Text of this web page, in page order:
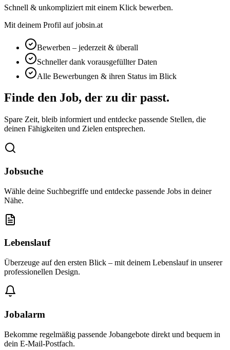
Schnell & unkompliziert mit einem Klick bewerben.
Mit deinem Profil auf jobsin.at
Bewerben – jederzeit & überall
Schneller dank vorausgefüllter Daten
Alle Bewerbungen & ihren Status im Blick
Finde den Job, der zu dir passt.
Spare Zeit, bleib informiert und entdecke passende Stellen, die
deinen Fähigkeiten und Zielen entsprechen.
Jobsuche
Wähle deine Suchbegriffe und entdecke passende Jobs in deiner
Nähe.
Lebenslauf
Überzeuge auf den ersten Blick – mit deinem Lebenslauf in unserer
professionellen Design.
Jobalarm
Bekomme regelmäßig passende Jobangebote direkt und bequem in
dein E-Mail-Postfach.